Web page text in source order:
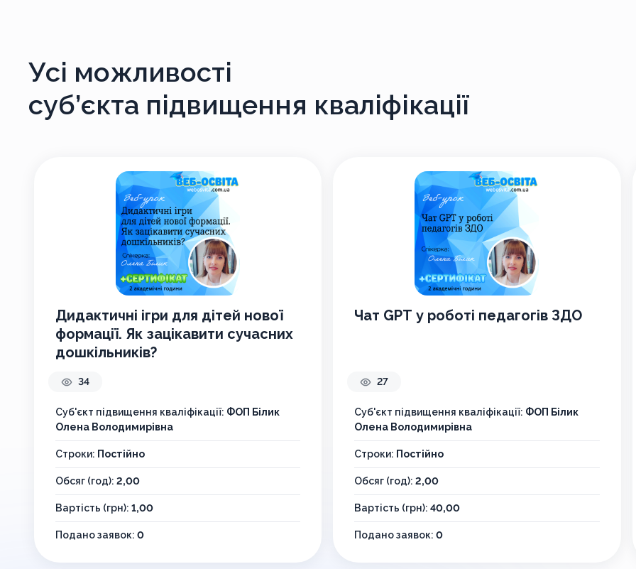
Усі можливості
суб’єкта підвищення кваліфікації
Дидактичні ігри для дітей нової
формації. Як зацікавити сучасних
дошкільників?
34
Суб'єкт підвищення кваліфікації: ФОП Білик
Олена Володимирівна
Строки: Постійно
Обсяг (год): 2,00
Вартість (грн): 1,00
Подано заявок: 0
Чат GPT у роботі педагогів ЗДО
27
Суб'єкт підвищення кваліфікації: ФОП Білик
Олена Володимирівна
Строки: Постійно
Обсяг (год):2,00
Вартість (грн):40,00
Подано заявок:0